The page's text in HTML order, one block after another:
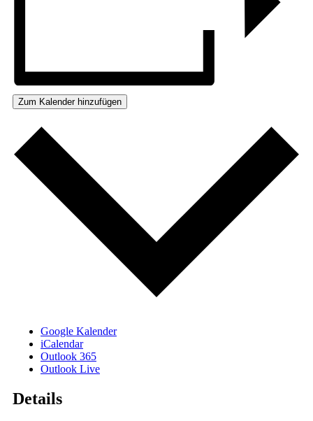
Zum Kalender hinzufügen
Google Kalender
iCalendar
Outlook 365
Outlook Live
Details